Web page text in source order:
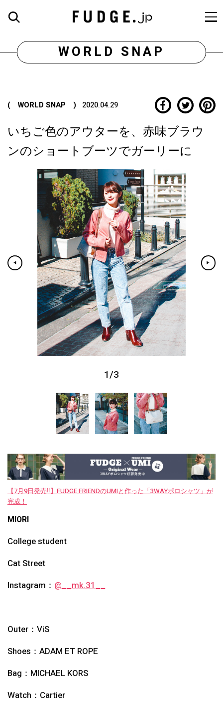
WORLD SNAP
( WORLD SNAP ) 2020.04.29
いちご色のアウターを、赤味ブラウ
ンのショートブーツでガーリーに
1/3
【7月9日発売‼︎】FUDGE FRIENDのUMIと作った「3WAYポロシャツ」が
完成！
MIORI
College student
Cat Street
Instagram： @__mk.31__
Outer：ViS
Shoes：ADAM ET ROPE
Bag：MICHAEL KORS
Watch：Cartier